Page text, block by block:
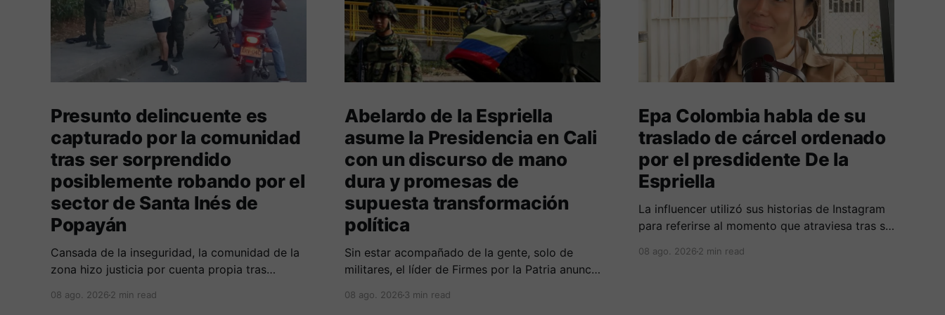
Presunto delincuente es
capturado por la comunidad
tras ser sorprendido
posiblemente robando por el
sector de Santa Inés de
Popayán
Cansada de la inseguridad, la comunidad de la
zona hizo justicia por cuenta propia tras
sector de la comuna cuatro. La gente pedía que
08 ago. 2026 2 min read
Abelardo de la Espriella
asume la Presidencia en Cali
con un discurso de mano
dura y promesas de
supuesta transformación
política
Sin estar acompañado de la gente, solo de
militares, el líder de Firmes por la Patria anuncia
ilegales y posiblemente lucha contra la
08 ago. 20263 min read
Epa Colombia habla de su
traslado de cárcel ordenado
por el presdidente De la
Espriella
La influencer utilizó sus historias de Instagram
para referirse al momento que atraviesa tras su
08 ago. 20262 min read